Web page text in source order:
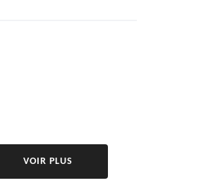
VOIR PLUS